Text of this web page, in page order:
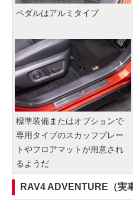
ペダルはアルミタイプ
標準装備またはオプションで
専用タイプのスカッフプレー
トやフロアマットが用意され
るようだ
RAV4 ADVENTURE（実